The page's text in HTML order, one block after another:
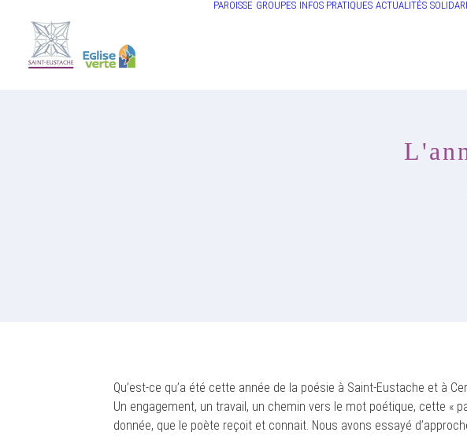
PAROISSE GROUPES INFOS PRATIQUES ACTUALITÉS
Qu’est-ce qu’a été cette année de la poésie à Saint-Eustache et à
Un engagement, un travail, un chemin vers le mot poétique, cette «
donnée, que le poète reçoit et connait. Nous avons essayé